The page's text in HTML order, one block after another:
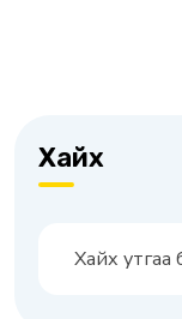
Хайх